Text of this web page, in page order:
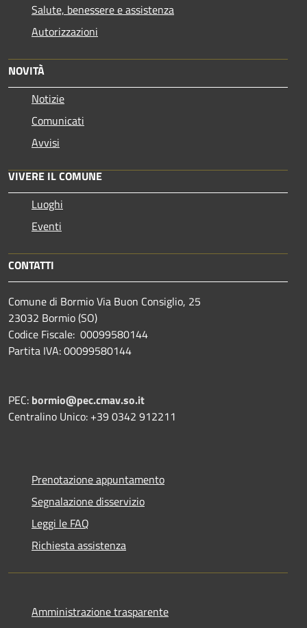
Salute, benessere e assistenza
Autorizzazioni
NOVITÀ
Notizie
Comunicati
Avvisi
VIVERE IL COMUNE
Luoghi
Eventi
CONTATTI
Comune di Bormio Via Buon Consiglio, 25
23032 Bormio (SO)
Codice Fiscale: 00099580144
Partita IVA: 00099580144
PEC: bormio@pec.cmav.so.it
Centralino Unico: +39 0342 912211
Prenotazione appuntamento
Segnalazione disservizio
Leggi le FAQ
Richiesta assistenza
Amministrazione trasparente